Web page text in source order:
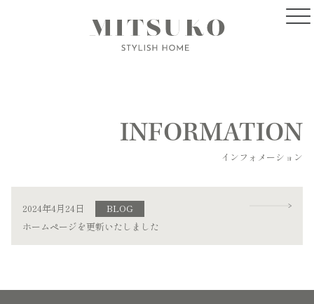
INFORMATION
インフォメーション
2024年4月24日
BLOG
ホームページを更新いたしました